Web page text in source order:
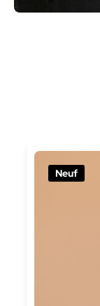
Neuf